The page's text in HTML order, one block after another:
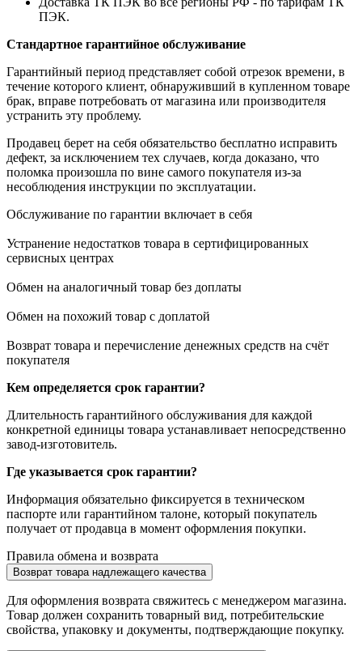
ПЭК.
Стандартное гарантийное обслуживание
Гарантийный период представляет собой отрезок времени, в
течение которого клиент, обнаруживший в купленном товаре
брак, вправе потребовать от магазина или производителя
устранить эту проблему.
Продавец берет на себя обязательство бесплатно исправить
дефект, за исключением тех случаев, когда доказано, что
поломка произошла по вине самого покупателя из-за
несоблюдения инструкции по эксплуатации.
Обслуживание по гарантии включает в себя
Устранение недостатков товара в сертифицированных
сервисных центрах
Обмен на аналогичный товар без доплаты
Обмен на похожий товар с доплатой
Возврат товара и перечисление денежных средств на счёт
покупателя
Кем определяется срок гарантии?
Длительность гарантийного обслуживания для каждой
конкретной единицы товара устанавливает непосредственно
завод-изготовитель.
Где указывается срок гарантии?
Информация обязательно фиксируется в техническом
паспорте или гарантийном талоне, который покупатель
получает от продавца в момент оформления покупки.
Правила обмена и возврата
Возврат товара надлежащего качества
Для оформления возврата свяжитесь с менеджером магазина.
Товар должен сохранить товарный вид, потребительские
свойства, упаковку и документы, подтверждающие покупку.